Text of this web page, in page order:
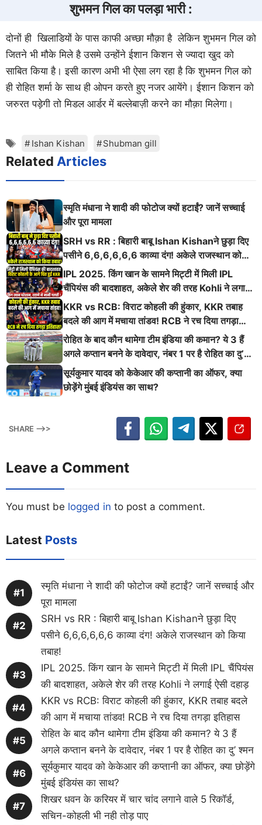
शुभमन गिल का पलड़ा भारी :
दोनों ही खिलाडियों के पास काफी अच्छा मौक़ा है लेकिन शुभमन गिल को
जितने भी मौके मिले है उसमे उन्होंने ईशान किशन से ज्यादा खुद को
साबित किया है। इसी कारण अभी भी ऐसा लग रहा है कि शुभमन गिल को
ही रोहित शर्मा के साथ ही ओपन करते हुए नजर आयेंगे। ईशान किशन को
जरुरत पड़ेगी तो मिडल आर्डर में बल्लेबाज़ी करने का मौक़ा मिलेगा।
Tags
Ishan Kishan Shubman gill
Related Articles
स्मृति मंधाना ने शादी की फोटोज क्यों हटाईं? जानें सच्चाई
और पूरा मामला
SRH vs RR : बिहारी बाबू Ishan Kishanने छुड़ा दिए
पसीने 6,6,6,6,6,6 काव्या दंग! अकेले राजस्थान को
किया तबाह!
IPL 2025. किंग खान के सामने मिट्टी में मिली IPL
चैंपियंस की बादशाहत, अकेले शेर की तरह Kohli ने लगाई
ऐसी दहाड़
KKR vs RCB: विराट कोहली की हुंकार, KKR तबाह
बदले की आग में मचाया तांडव! RCB ने रच दिया तगड़ा
इतिहास
रोहित के बाद कौन थामेगा टीम इंडिया की कमान? ये 3 हैं
अगले कप्तान बनने के दावेदार, नंबर 1 पर है रोहित का दु’
श्मन
सूर्यकुमार यादव को केकेआर की कप्तानी का ऑफर, क्या
छोड़ेंगे मुंबई इंडियंस का साथ?
SHARE -->>
Leave a Comment
You must be logged in to post a comment.
Latest Posts
स्मृति मंधाना ने शादी की फोटोज क्यों हटाईं? जानें सच्चाई और
पूरा मामला
SRH vs RR : बिहारी बाबू Ishan Kishanने छुड़ा दिए
पसीने 6,6,6,6,6,6 काव्या दंग! अकेले राजस्थान को किया
तबाह!
IPL 2025. किंग खान के सामने मिट्टी में मिली IPL चैंपियंस
की बादशाहत, अकेले शेर की तरह Kohli ने लगाई ऐसी दहाड़
KKR vs RCB: विराट कोहली की हुंकार, KKR तबाह बदले
की आग में मचाया तांडव! RCB ने रच दिया तगड़ा इतिहास
रोहित के बाद कौन थामेगा टीम इंडिया की कमान? ये 3 हैं
अगले कप्तान बनने के दावेदार, नंबर 1 पर है रोहित का दु’ श्मन
सूर्यकुमार यादव को केकेआर की कप्तानी का ऑफर, क्या छोड़ेंगे
मुंबई इंडियंस का साथ?
शिखर धवन के करियर में चार चांद लगाने वाले 5 रिकॉर्ड,
सचिन-कोहली भी नही तोड़ पाए